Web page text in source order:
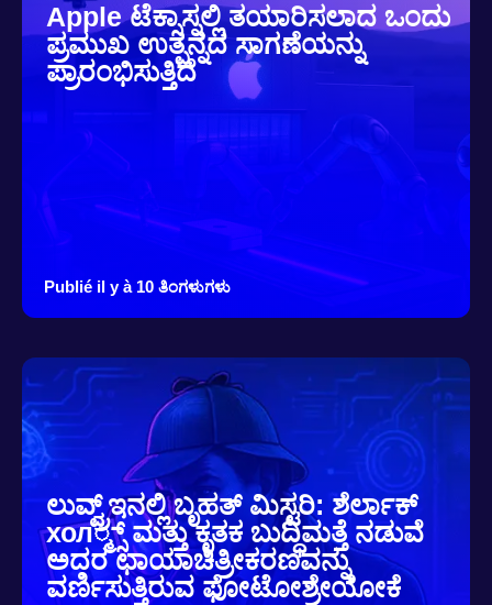
Apple ಟೆಕ್ಸಾಸ್ನಲ್ಲಿ ತಯಾರಿಸಲಾದ ಒಂದು
ಪ್ರಮುಖ ಉತ್ಪನ್ನದ ಸಾಗಣೆಯನ್ನು
ಪ್ರಾರಂಭಿಸುತ್ತಿದೆ
Publié il y à 10 ತಿಂಗಳುಗಳು
ಲುವ್ವ್ರ್ಇನಲ್ಲಿ ಬೃಹತ್ ಮಿಸ್ಟರಿ: ಶೆರ್ಲಾಕ್
хол್ಮ್ಸ್ ಮತ್ತು ಕೃತಕ ಬುದ್ಧಿಮತ್ತೆ ನಡುವೆ
ಅದರ ಛಾಯಾಚಿತ್ರೀಕರಣವನ್ನು
ವರ್ಣಿಸುತ್ತಿರುವ ಫೋಟೋಶ್ರೇಯೋಕೆ